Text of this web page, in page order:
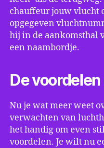
chauffeur jouw vlucht
opgegeven
hij in de aankomsthal
een naambordje.
De
Nu je wat meer weet
verwachten van
het handig om even
voordelen. Je wilt nu